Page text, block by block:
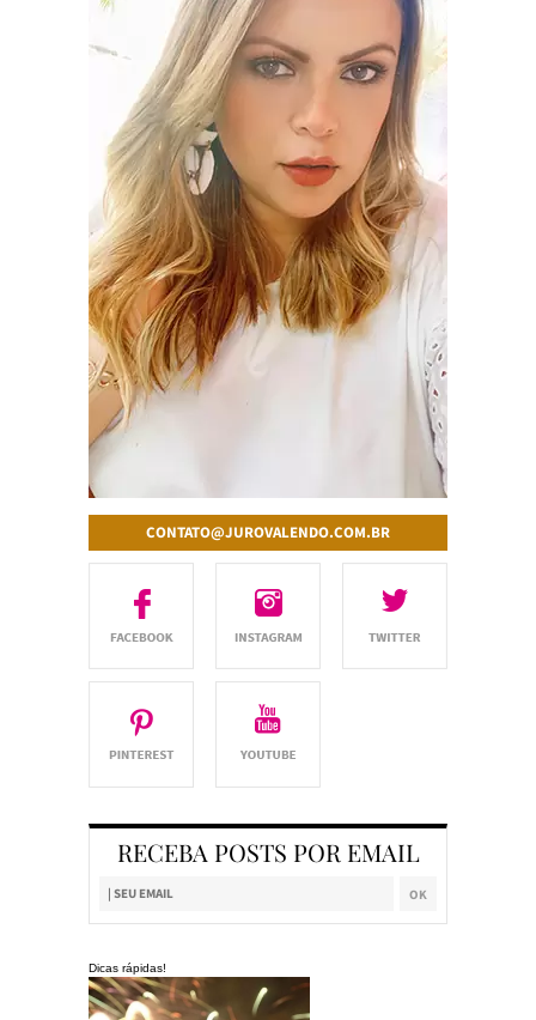
CONTATO@JUROVALENDO.COM.BR
RECEBA POSTS POR EMAIL
Dicas rápidas!